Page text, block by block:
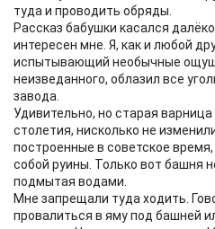
туда и проводить обряды.
Рассказ бабушки касался
интересен мне. Я, как и любой
испытывающий необычные
неизведанного, облазил все
завода.
Удивительно, но старая
столетия, нисколько не
построенные в советское
собой руины. Только вот башня
подмытая водами.
Мне запрещали туда ходить.
провалиться в яму под башней